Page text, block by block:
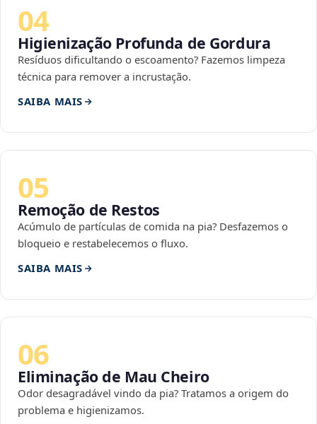
04
Higienização Profunda de Gordura
Resíduos dificultando o escoamento? Fazemos limpeza
técnica para remover a incrustação.
SAIBA MAIS
05
Remoção de Restos
Acúmulo de partículas de comida na pia? Desfazemos o
bloqueio e restabelecemos o fluxo.
SAIBA MAIS
06
Eliminação de Mau Cheiro
Odor desagradável vindo da pia? Tratamos a origem do
problema e higienizamos.